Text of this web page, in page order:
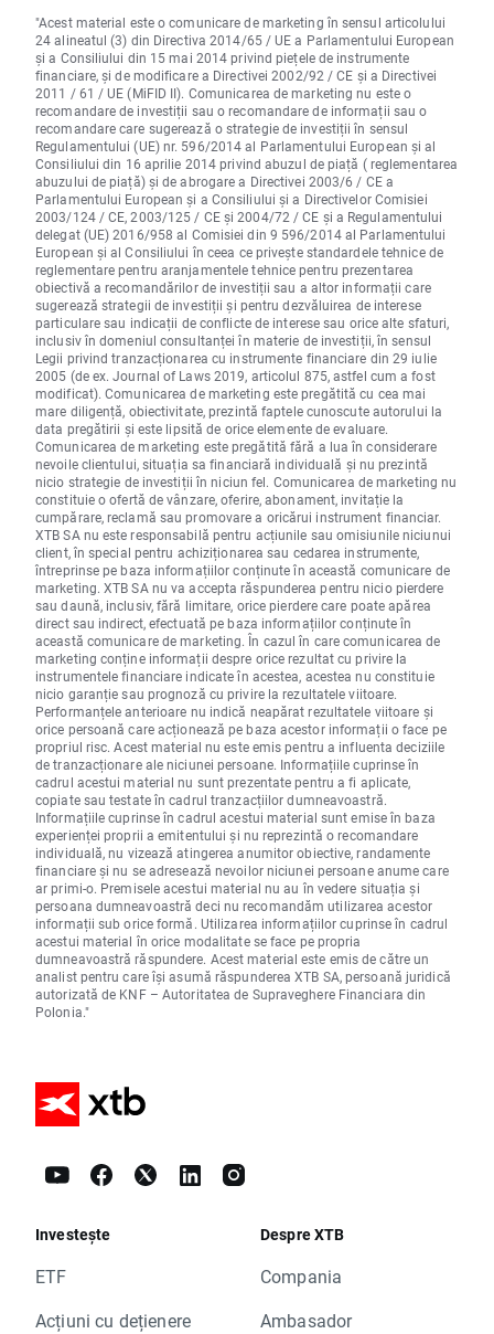
"Acest material este o comunicare de marketing în sensul articolului
24 alineatul (3) din Directiva 2014/65 / UE a Parlamentului European
și a Consiliului din 15 mai 2014 privind piețele de instrumente
financiare, și de modificare a Directivei 2002/92 / CE și a Directivei
2011 / 61 / UE (MiFID II). Comunicarea de marketing nu este o
recomandare de investiții sau o recomandare de informații sau o
recomandare care sugerează o strategie de investiții în sensul
Regulamentului (UE) nr. 596/2014 al Parlamentului European și al
Consiliului din 16 aprilie 2014 privind abuzul de piață ( reglementarea
abuzului de piață) și de abrogare a Directivei 2003/6 / CE a
Parlamentului European și a Consiliului și a Directivelor Comisiei
2003/124 / CE, 2003/125 / CE și 2004/72 / CE și a Regulamentului
delegat (UE) 2016/958 al Comisiei din 9 596/2014 al Parlamentului
European și al Consiliului în ceea ce privește standardele tehnice de
reglementare pentru aranjamentele tehnice pentru prezentarea
obiectivă a recomandărilor de investiții sau a altor informații care
sugerează strategii de investiții și pentru dezvăluirea de interese
particulare sau indicații de conflicte de interese sau orice alte sfaturi,
inclusiv în domeniul consultanței în materie de investiții, în sensul
Legii privind tranzacționarea cu instrumente financiare din 29 iulie
2005 (de ex. Journal of Laws 2019, articolul 875, astfel cum a fost
modificat). Comunicarea de marketing este pregătită cu cea mai
mare diligență, obiectivitate, prezintă faptele cunoscute autorului la
data pregătirii și este lipsită de orice elemente de evaluare.
Comunicarea de marketing este pregătită fără a lua în considerare
nevoile clientului, situația sa financiară individuală și nu prezintă
nicio strategie de investiții în niciun fel. Comunicarea de marketing nu
constituie o ofertă de vânzare, oferire, abonament, invitație la
cumpărare, reclamă sau promovare a oricărui instrument financiar.
XTB SA nu este responsabilă pentru acțiunile sau omisiunile niciunui
client, în special pentru achiziționarea sau cedarea instrumente,
întreprinse pe baza informațiilor conținute în această comunicare de
marketing. XTB SA nu va accepta răspunderea pentru nicio pierdere
sau daună, inclusiv, fără limitare, orice pierdere care poate apărea
direct sau indirect, efectuată pe baza informațiilor conținute în
această comunicare de marketing. În cazul în care comunicarea de
marketing conține informații despre orice rezultat cu privire la
instrumentele financiare indicate în acestea, acestea nu constituie
nicio garanție sau prognoză cu privire la rezultatele viitoare.
Performanțele anterioare nu indică neapărat rezultatele viitoare și
orice persoană care acționează pe baza acestor informații o face pe
propriul risc. Acest material nu este emis pentru a influenta deciziile
de tranzacționare ale niciunei persoane. Informațiile cuprinse în
cadrul acestui material nu sunt prezentate pentru a fi aplicate,
copiate sau testate în cadrul tranzacțiilor dumneavoastră.
Informațiile cuprinse în cadrul acestui material sunt emise în baza
experienței proprii a emitentului și nu reprezintă o recomandare
individuală, nu vizează atingerea anumitor obiective, randamente
financiare și nu se adresează nevoilor niciunei persoane anume care
ar primi-o. Premisele acestui material nu au în vedere situația și
persoana dumneavoastră deci nu recomandăm utilizarea acestor
informații sub orice formă. Utilizarea informațiilor cuprinse în cadrul
acestui material în orice modalitate se face pe propria
dumneavoastră răspundere. Acest material este emis de către un
analist pentru care își asumă răspunderea XTB SA, persoană juridică
autorizată de KNF – Autoritatea de Supraveghere Financiara din
Polonia."
Investește
ETF
Acțiuni cu dețienere
Despre XTB
Compania
Ambasador